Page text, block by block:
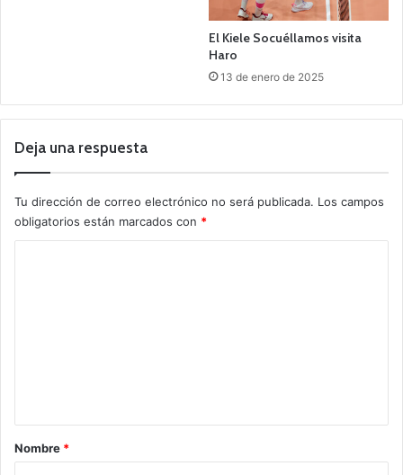
El Kiele Socuéllamos visita
Haro
13 de enero de 2025
Deja una respuesta
Tu dirección de correo electrónico no será publicada. Los campos
obligatorios están marcados con *
r
Nombre *